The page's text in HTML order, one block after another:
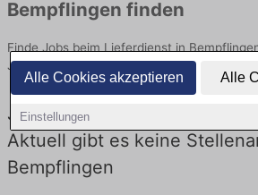
Alle Cookies akzeptieren Alle
Einstellungen
Bempflingen finden
Finde Jobs beim Lieferdienst in
Jetzt bewerben!
Jobs beim Lieferdienst in
Aktuell gibt es keine
Bempflingen